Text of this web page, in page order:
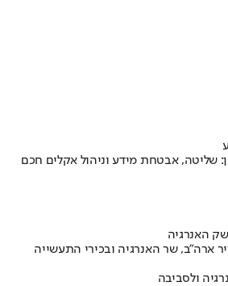
שליטה, אבטחת מידע וניהול אקלים חכם
האנרגיה
ארה"ב, שר האנרגיה ובכירי התעשייה
ולסביבה